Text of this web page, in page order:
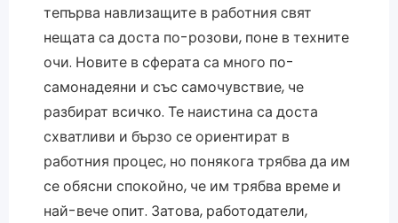
тепърва навлизащите в работния свят
нещата са доста по-розови, поне в техните
очи. Новите в сферата са много по-
самонадеяни и със самочувствие, че
разбират всичко. Те наистина са доста
схватливи и бързо се ориентират в
работния процес, но понякога трябва да им
се обясни спокойно, че им трябва време и
най-вече опит. Затова, работодатели,